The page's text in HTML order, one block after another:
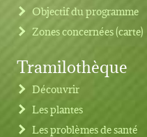
Objectif du programme
Zones concernées (carte)
Tramilothèque
Découvrir
Les plantes
Les problèmes de santé